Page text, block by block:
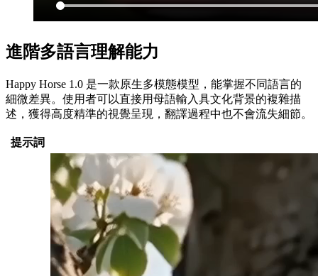
進階多語言理解能力
Happy Horse 1.0 是一款原生多模態模型，能掌握不同語言的
細微差異。使用者可以直接用母語輸入具文化背景的複雜描
述，獲得高度精準的視覺呈現，翻譯過程中也不會流失細節。
提示詞